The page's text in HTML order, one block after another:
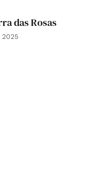
das Rosas
2025